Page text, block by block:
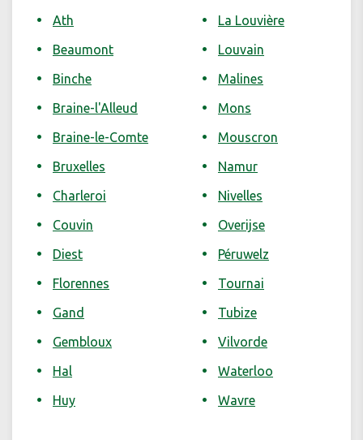
Ath
Beaumont
Binche
Braine-l'Alleud
Braine-le-Comte
Bruxelles
Charleroi
Couvin
Diest
Florennes
Gand
Gembloux
Hal
Huy
La Louvière
Louvain
Malines
Mons
Mouscron
Namur
Nivelles
Overijse
Péruwelz
Tournai
Tubize
Vilvorde
Waterloo
Wavre